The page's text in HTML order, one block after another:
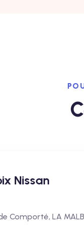
Nissan
Comporté, LA